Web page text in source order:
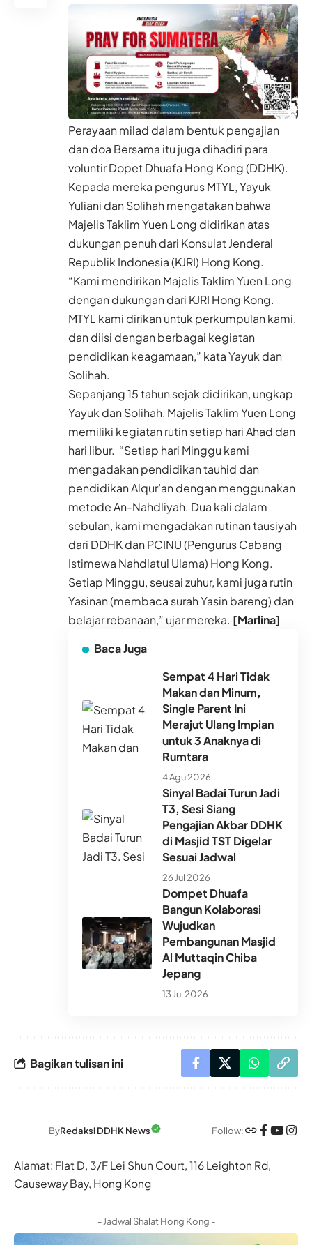
Perayaan milad dalam bentuk pengajian
dan doa Bersama itu juga dihadiri para
voluntir Dopet Dhuafa Hong Kong (DDHK).
Kepada mereka pengurus MTYL, Yayuk
Yuliani dan Solihah mengatakan bahwa
Majelis Taklim Yuen Long didirikan atas
dukungan penuh dari Konsulat Jenderal
Republik Indonesia (KJRI) Hong Kong.
“Kami mendirikan Majelis Taklim Yuen Long
dengan dukungan dari KJRI Hong Kong.
MTYL kami dirikan untuk perkumpulan kami,
dan diisi dengan berbagai kegiatan
pendidikan keagamaan,” kata Yayuk dan
Solihah.
Sepanjang 15 tahun sejak didirikan, ungkap
Yayuk dan Solihah, Majelis Taklim Yuen Long
memiliki kegiatan rutin setiap hari Ahad dan
hari libur. “Setiap hari Minggu kami
mengadakan pendidikan tauhid dan
pendidikan Alqur’an dengan menggunakan
metode An-Nahdliyah. Dua kali dalam
sebulan, kami mengadakan rutinan tausiyah
dari DDHK dan PCINU (Pengurus Cabang
Istimewa Nahdlatul Ulama) Hong Kong.
Setiap Minggu, seusai zuhur, kami juga rutin
Yasinan (membaca surah Yasin bareng) dan
belajar rebanaan,” ujar mereka. [Marlina]
Baca Juga
Sempat 4 Hari Tidak
Makan dan Minum,
Single Parent Ini
Merajut Ulang Impian
untuk 3 Anaknya di
Rumtara
4 Agu 2026
Sinyal Badai Turun Jadi
T3, Sesi Siang
Pengajian Akbar DDHK
di Masjid TST Digelar
Sesuai Jadwal
26 Jul 2026
Dompet Dhuafa
Bangun Kolaborasi
Wujudkan
Pembangunan Masjid
Al Muttaqin Chiba
Jepang
13 Jul 2026
Bagikan tulisan ini
ByRedaksi DDHK News Follow:
Alamat: Flat D, 3/F Lei Shun Court, 116 Leighton Rd,
Causeway Bay, Hong Kong
- Jadwal Shalat Hong Kong -